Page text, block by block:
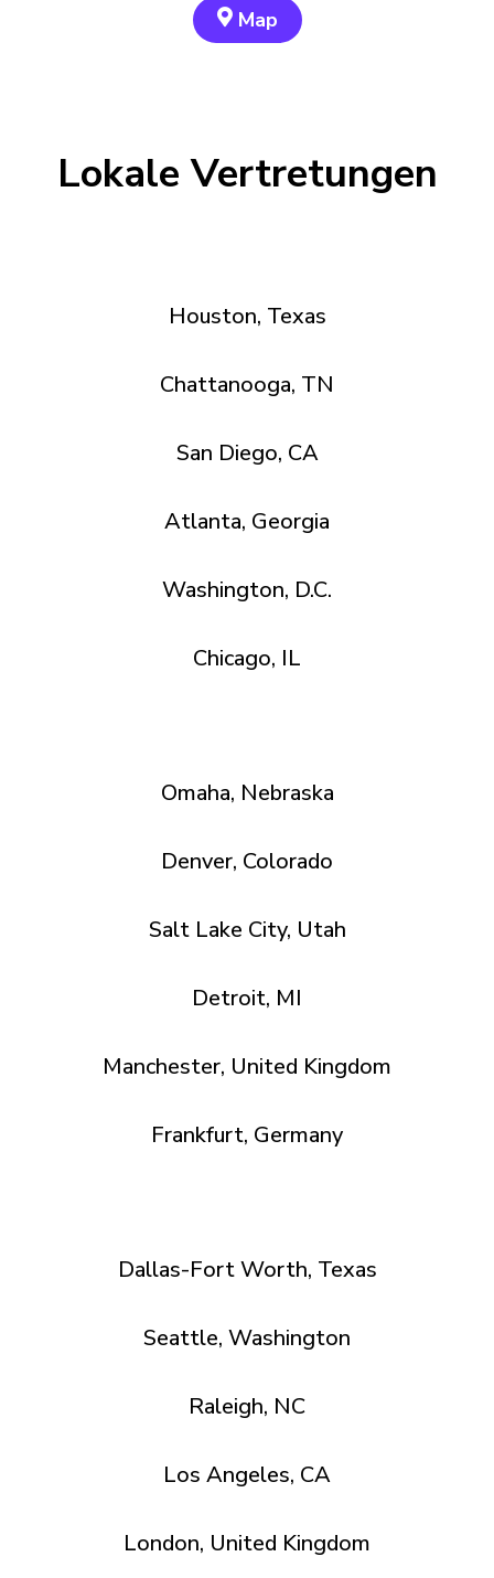
Map
Lokale Vertretungen
Houston, Texas
Chattanooga, TN
San Diego, CA
Atlanta, Georgia
Washington, D.C.
Chicago, IL
Omaha, Nebraska
Denver, Colorado
Salt Lake City, Utah
Detroit, MI
Manchester, United Kingdom
Frankfurt, Germany
Dallas-Fort Worth, Texas
Seattle, Washington
Raleigh, NC
Los Angeles, CA
London, United Kingdom